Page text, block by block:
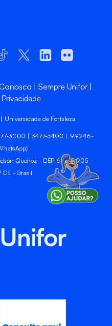
Sempre Unifor
Universidade de Fortaleza
3000 | 3477-3400 | 99246-
Queiroz - CEP 60811-905 -
CE - Brasil